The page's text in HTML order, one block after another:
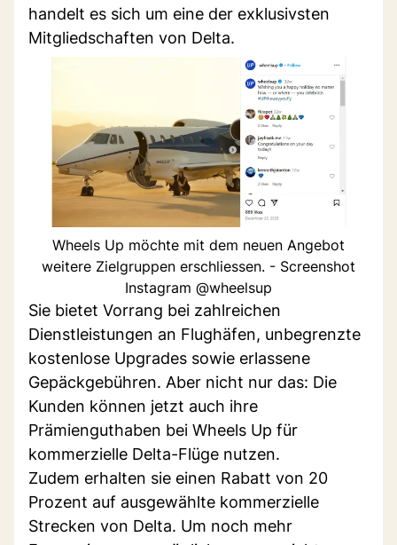
handelt es sich um eine der exklusivsten
Mitgliedschaften von Delta.
Wheels Up möchte mit dem neuen Angebot
weitere Zielgruppen erschliessen. - Screenshot
Instagram @wheelsup
Sie bietet Vorrang bei zahlreichen
Dienstleistungen an Flughäfen, unbegrenzte
kostenlose Upgrades sowie erlassene
Gepäckgebühren. Aber nicht nur das: Die
Kunden können jetzt auch ihre
Prämienguthaben bei Wheels Up für
kommerzielle Delta-Flüge nutzen.
Zudem erhalten sie einen Rabatt von 20
Prozent auf ausgewählte kommerzielle
Strecken von Delta. Um noch mehr